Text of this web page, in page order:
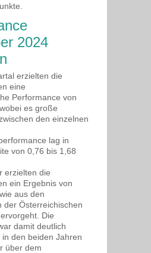
2024
erzielten die
eine
Performance von
es große
den einzelnen
lag in
von 0,76 bis 1,68
erzielten die
ein Ergebnis von
aus den
der Österreichischen
Die
damit deutlich
den beiden Jahren
über dem